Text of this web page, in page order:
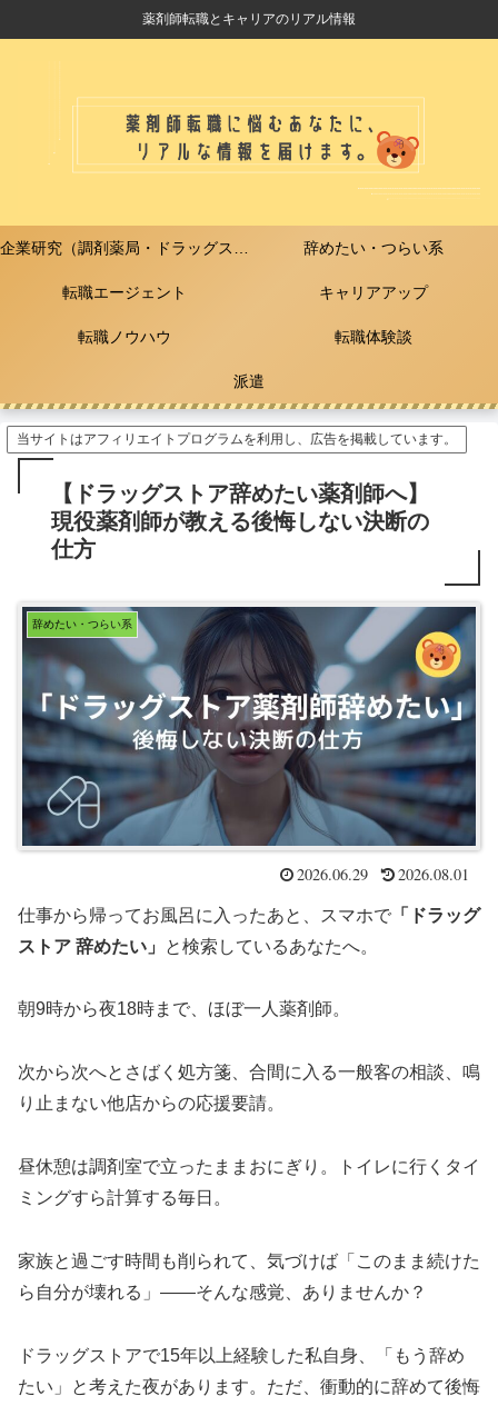
薬剤師転職とキャリアのリアル情報
企業研究（調剤薬局・ドラッグストア） 辞めたい・つらい系
転職エージェント キャリアアップ
転職ノウハウ 転職体験談
派遣
当サイトはアフィリエイトプログラムを利用し、広告を掲載しています。
【ドラッグストア辞めたい薬剤師へ】
現役薬剤師が教える後悔しない決断の
仕方
辞めたい・つらい系
2026.06.29 2026.08.01
仕事から帰ってお風呂に入ったあと、スマホで 「ドラッグ
ストア 辞めたい」
と検索しているあなたへ。
朝9時から夜18時まで、ほぼ一人薬剤師。
次から次へとさばく処方箋、合間に入る一般客の相談、鳴
り止まない他店からの応援要請。
昼休憩は調剤室で立ったままおにぎり。トイレに行くタイ
ミングすら計算する毎日。
家族と過ごす時間も削られて、気づけば「このまま続けた
ら自分が壊れる」——そんな感覚、ありませんか？
ドラッグストアで15年以上経験した私自身、「もう辞め
たい」と考えた夜があります。ただ、衝動的に辞めて後悔